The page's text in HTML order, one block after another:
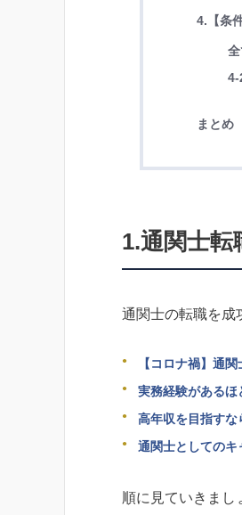
4.【条
4-
まとめ
1.通関士
通関士の転職を成
【コロナ禍】通
実務経験があるほ
高年収を目指すな
通関士としてのキ
順に見ていきまし